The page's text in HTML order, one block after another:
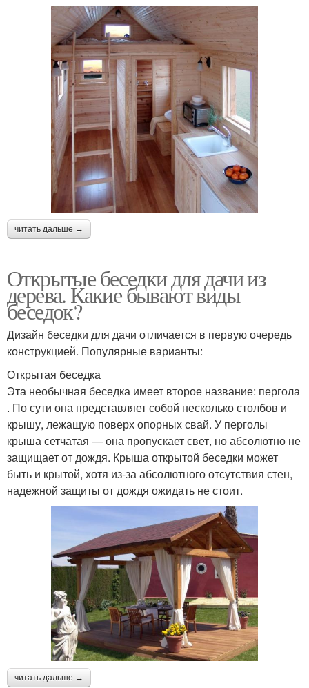
читать дальше →
Открытые беседки для дачи из
дерева. Какие бывают виды
беседок?
Дизайн беседки для дачи отличается в первую очередь
конструкцией. Популярные варианты:
Открытая беседка
Эта необычная беседка имеет второе название: пергола
. По сути она представляет собой несколько столбов и
крышу, лежащую поверх опорных свай. У перголы
крыша сетчатая — она пропускает свет, но абсолютно не
защищает от дождя. Крыша открытой беседки может
быть и крытой, хотя из-за абсолютного отсутствия стен,
надежной защиты от дождя ожидать не стоит.
читать дальше →